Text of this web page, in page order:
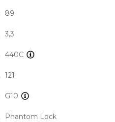
89
3,3
440C
121
G10
Phantom Lock